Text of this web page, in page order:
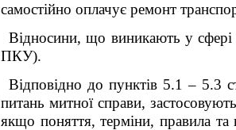
самостійно оплачує ремонт
Відносини, що виникають у сфері
ПКУ).
Відповідно до пунктів 5.1 – 5.3
питань митної справи,
якщо поняття, терміни, правила